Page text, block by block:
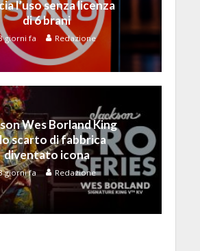
l’uso senza licenza
di 6 brani
giorni fa Redazione
Wes Borland King
scarto di fabbrica
diventato icona
giorni fa Redazione